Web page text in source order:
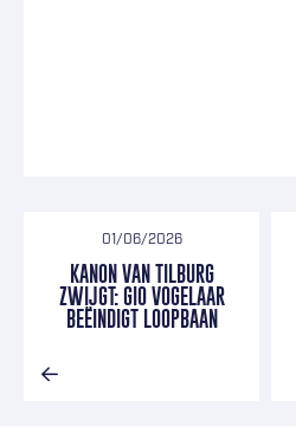
01/06/2026
KANON VAN TILBURG
ZWIJGT: GIO VOGELAAR
BEËINDIGT LOOPBAAN